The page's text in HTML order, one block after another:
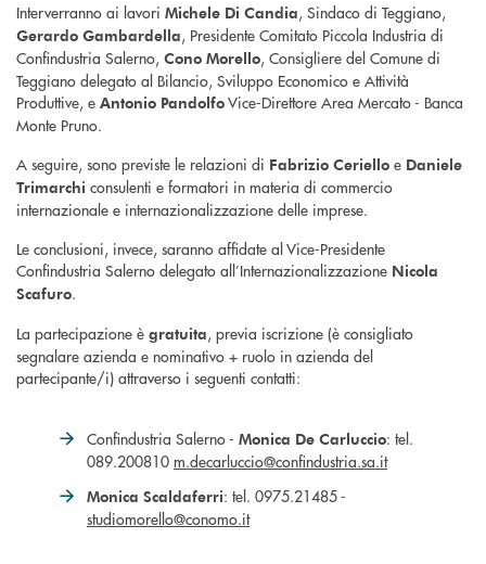
Interverranno ai lavori Michele Di Candia, Sindaco di Teggiano,
Gerardo Gambardella, Presidente Comitato Piccola Industria di
Confindustria Salerno, Cono Morello, Consigliere del Comune di
Teggiano delegato al Bilancio, Sviluppo Economico e Attività
Produttive, e Antonio PandolfoVice-Direttore Area Mercato - Banca
Monte Pruno.
A seguire, sono previste le relazioni di Fabrizio Ceriello e Daniele
Trimarchi consulenti e formatori in materia di commercio
internazionale e internazionalizzazione delle imprese.
Le conclusioni, invece, saranno affidate al Vice-Presidente
Confindustria Salerno delegato all’Internazionalizzazione Nicola
Scafuro.
La partecipazione è gratuita, previa iscrizione (è consigliato
segnalare azienda e nominativo + ruolo in azienda del
partecipante/i) attraverso i seguenti contatti:
Confindustria Salerno - Monica De Carluccio: tel.
089.200810 m.decarluccio@confindustria.sa.it
Monica Scaldaferri: tel. 0975.21485 -
studiomorello@conomo.it